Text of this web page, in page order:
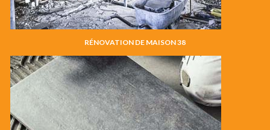
RÉNOVATION DE MAISON 38